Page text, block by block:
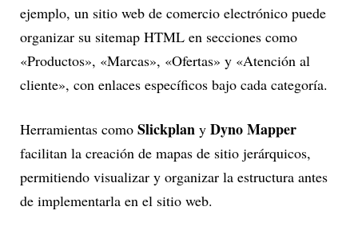
ejemplo, un sitio web de comercio electrónico puede
organizar su sitemap HTML en secciones como
«Productos», «Marcas», «Ofertas» y «Atención al
cliente», con enlaces específicos bajo cada categoría.
Herramientas como Slickplan y Dyno Mapper
facilitan la creación de mapas de sitio jerárquicos,
permitiendo visualizar y organizar la estructura antes
de implementarla en el sitio web.